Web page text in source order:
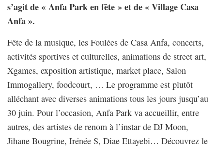
s’agit de « Anfa Park en fête » et de « Village Casa
Anfa ».
Fête de la musique, les Foulées de Casa Anfa, concerts,
activités sportives et culturelles, animations de street art,
Xgames, exposition artistique, market place, Salon
Immogallery, foodcourt, … Le programme est plutôt
alléchant avec diverses animations tous les jours jusqu’au
30 juin. Pour l’occasion, Anfa Park va accueillir, entre
autres, des artistes de renom à l’instar de DJ Moon,
Jihane Bougrine, Irénée S, Diae Ettayebi… Découvrez le